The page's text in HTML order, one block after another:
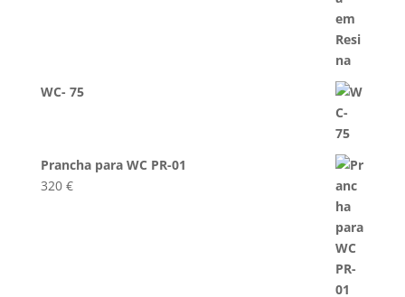
WC- 75
Prancha para WC PR-01
320 €